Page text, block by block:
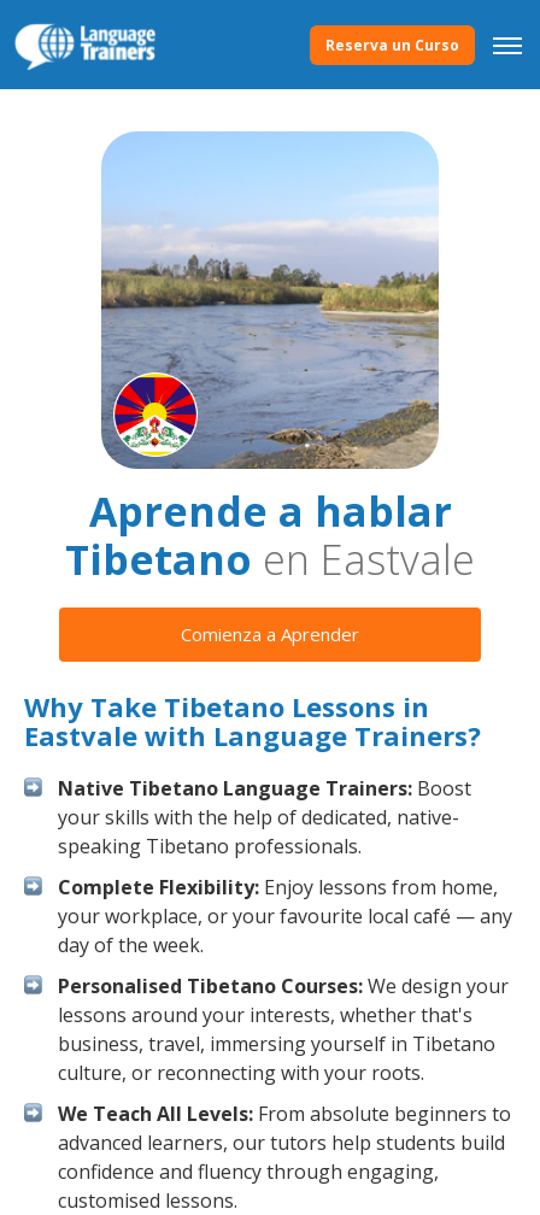
Reserva un Curso
Aprende a hablar
Tibetano en Eastvale
Comienza a Aprender
Why Take Tibetano Lessons in
Eastvale with Language Trainers?
Native Tibetano Language Trainers: Boost
your skills with the help of dedicated, native-
speaking Tibetano professionals.
Complete Flexibility: Enjoy lessons from home,
your workplace, or your favourite local café — any
day of the week.
Personalised Tibetano Courses:We design your
lessons around your interests, whether that's
business, travel, immersing yourself in Tibetano
culture, or reconnecting with your roots.
We Teach All Levels: From absolute beginners to
advanced learners, our tutors help students build
confidence and fluency through engaging,
customised lessons.